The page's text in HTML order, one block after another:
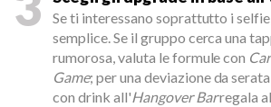
Se ti interessano soprattutto i
semplice. Se il gruppo cerca una
rumorosa, valuta le formule con
Game; per una deviazione da
con drink all'Hangover Barregala